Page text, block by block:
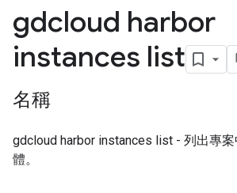
gdcloud harbor
instances list
名稱
gdcloud harbor instances list - 列出專
體。